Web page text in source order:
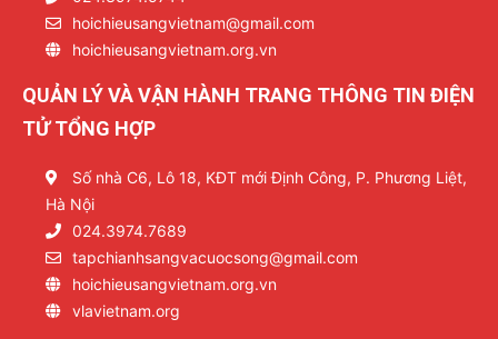
hoichieusangvietnam@gmail.com
hoichieusangvietnam.org.vn
QUẢN LÝ VÀ VẬN HÀNH TRANG THÔNG TIN ĐIỆN
TỬ TỔNG HỢP
Số nhà C6, Lô 18, KĐT mới Định Công, P. Phương Liệt,
Hà Nội
024.3974.7689
tapchianhsangvacuocsong@gmail.com
hoichieusangvietnam.org.vn
vlavietnam.org